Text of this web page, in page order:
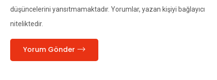
düşüncelerini yansıtmamaktadır. Yorumlar, yazan kişiyi bağlayıcı
niteliktedir.
Yorum Gönder